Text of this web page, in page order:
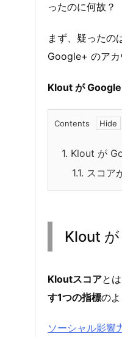
ったのに何故？
まず、疑ったの
Google+ のアカ
Klout が
Contents
1. Klout が
1.1. スコア
Klout
Kloutスコアと
す1つの指標の
ソーシャル影響